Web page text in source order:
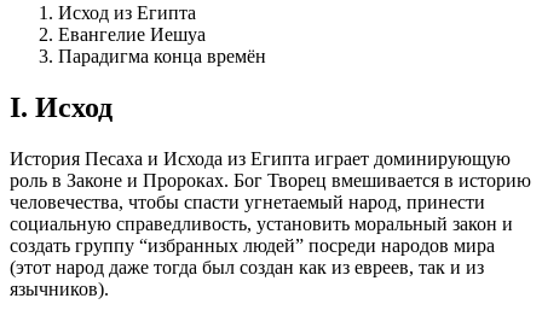
Исход из Египта
Евангелие Иешуа
Парадигма конца времён
I. Исход
История Песаха и Исхода из Египта играет доминирующую
роль в Законе и Пророках. Бог Творец вмешивается в историю
человечества, чтобы спасти угнетаемый народ, принести
социальную справедливость, установить моральный закон и
создать группу “избранных людей” посреди народов мира
(этот народ даже тогда был создан как из евреев, так и из
язычников).